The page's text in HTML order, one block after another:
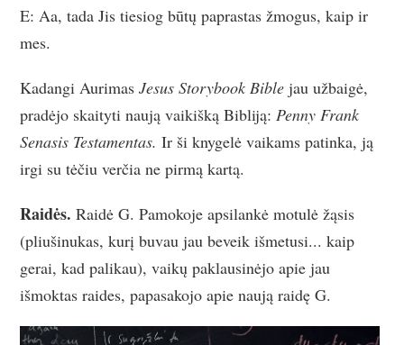
E: Aa, tada Jis tiesiog būtų paprastas žmogus, kaip ir
mes.
Kadangi AurimasJesus Storybook Biblejau užbaigė,
pradėjo skaityti naują vaikišką Bibliją: Penny Frank
Senasis Testamentas.Ir ši knygelė vaikams patinka, ją
irgi su tėčiu verčia ne pirmą kartą.
Raidės.Raidė G. Pamokoje apsilankė motulė žąsis
(pliušinukas, kurį buvau jau beveik išmetusi... kaip
gerai, kad palikau), vaikų paklausinėjo apie jau
išmoktas raides, papasakojo apie naują raidę G.